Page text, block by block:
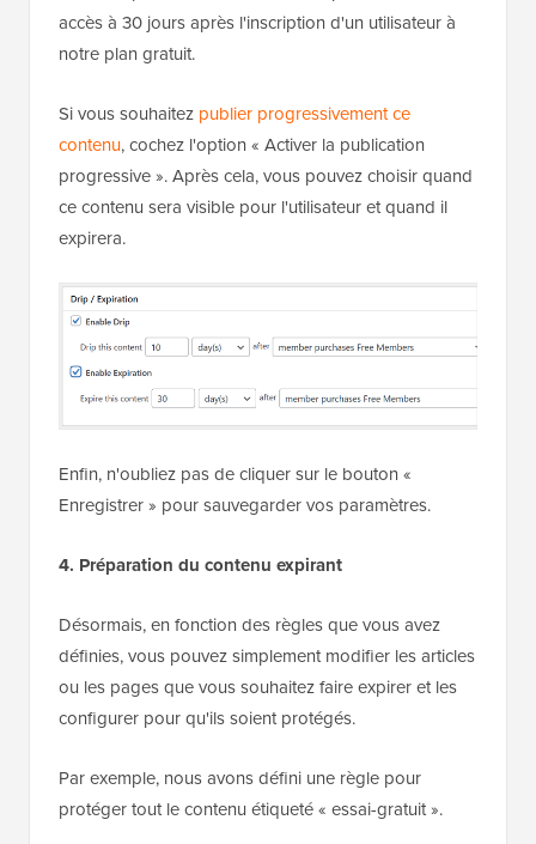
accès à 30 jours après l'inscription d'un utilisateur à
notre plan gratuit.
Si vous souhaitez publier progressivement ce
contenu, cochez l'option « Activer la publication
progressive ». Après cela, vous pouvez choisir quand
ce contenu sera visible pour l'utilisateur et quand il
expirera.
Enfin, n'oubliez pas de cliquer sur le bouton «
Enregistrer » pour sauvegarder vos paramètres.
4. Préparation du contenu expirant
Désormais, en fonction des règles que vous avez
définies, vous pouvez simplement modifier les articles
ou les pages que vous souhaitez faire expirer et les
configurer pour qu'ils soient protégés.
Par exemple, nous avons défini une règle pour
protéger tout le contenu étiqueté « essai-gratuit ».